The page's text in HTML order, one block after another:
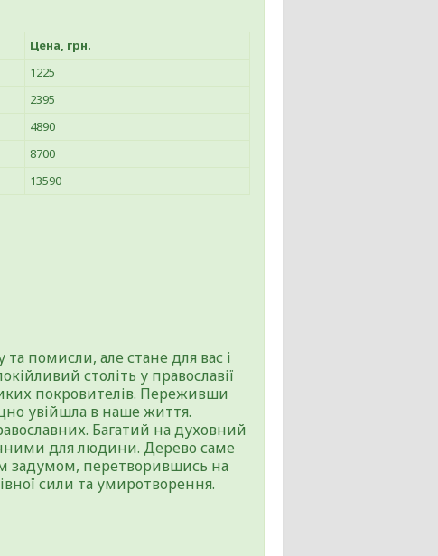
Цена, грн.
1225
2395
4890
8700
13590
помисли, але стане для вас і
століть у православії
покровителів. Переживши
увійшла в наше життя.
Багатий на духовний
для людини. Дерево саме
задумом, перетворившись на
сили та умиротворення.